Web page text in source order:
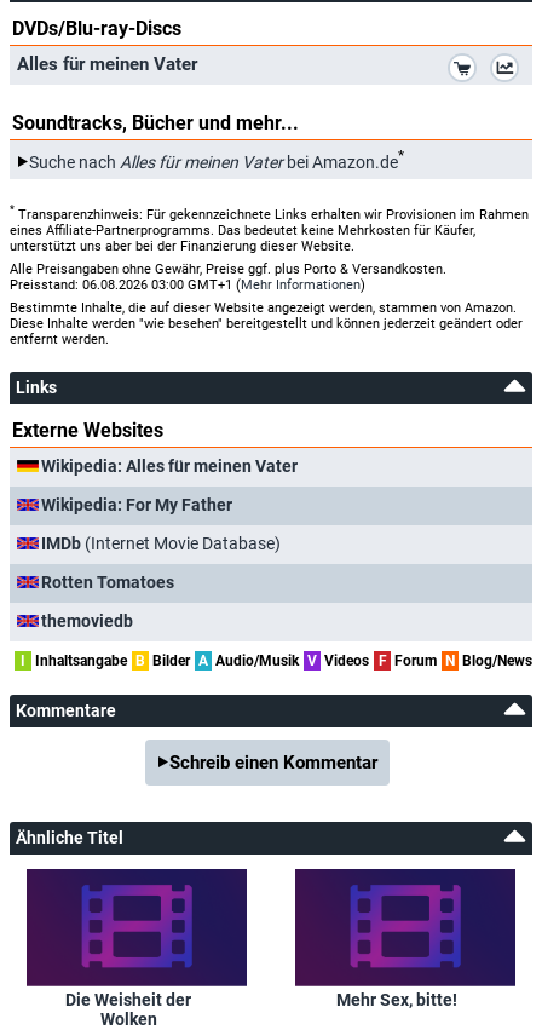
DVDs/Blu-ray-Discs
Alles für meinen Vater
Soundtracks, Bücher und mehr...
Suche nach Alles für meinen Vaterbei Amazon.de*
* Transparenzhinweis: Für gekennzeichnete Links erhalten wir Provisionen im Rahmen
eines Affiliate-Partnerprogramms. Das bedeutet keine Mehrkosten für Käufer,
unterstützt uns aber bei der Finanzierung dieser Website.
Alle Preisangaben ohne Gewähr, Preise ggf. plus Porto & Versandkosten.
Preisstand: 06.08.2026 03:00 GMT+1 (Mehr Informationen)
Bestimmte Inhalte, die auf dieser Website angezeigt werden, stammen von Amazon.
Diese Inhalte werden "wie besehen" bereitgestellt und können jederzeit geändert oder
entfernt werden.
Links
Externe Websites
Wikipedia: Alles für meinen Vater
Wikipedia: For My Father
IMDb (Internet Movie Database)
Rotten Tomatoes
themoviedb
I Inhaltsangabe B Bilder A Audio/Musik V Videos F Forum N Blog/News
Kommentare
Schreib einen Kommentar
Ähnliche Titel
Die Weisheit der
Wolken
Mehr Sex, bitte!